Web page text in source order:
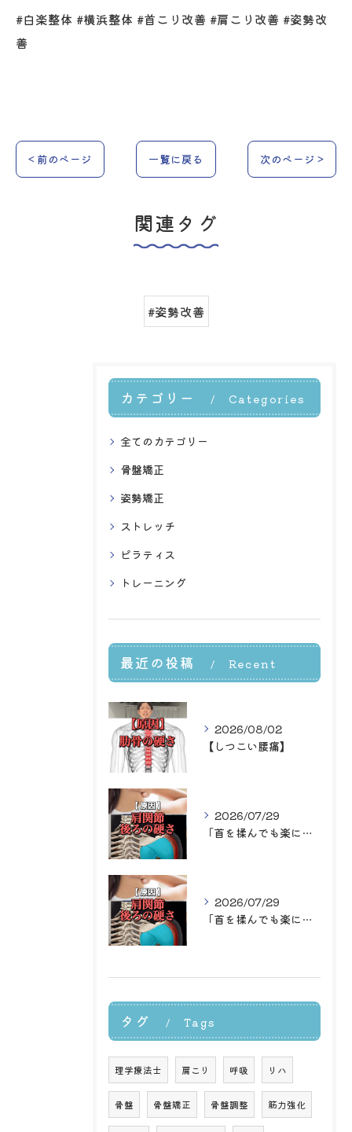
#白楽整体 #横浜整体 #首こり改善 #肩こり改善 #姿勢改
善
< 前のページ 一覧に戻る 次のページ >
関連タグ
#姿勢改善
カテゴリー Categories
全てのカテゴリー
骨盤矯正
姿勢矯正
ストレッチ
ピラティス
トレーニング
最近の投稿
Recent
2026/08/02
【しつこい腰痛】
2026/07/29
「首を揉んでも楽になるのはその場だけ…」
2026/07/29
「首を揉んでも楽になるのはその場だけ…」
タグ Tags
理学療法士 肩こり 呼吸 リハ
骨盤 骨盤矯正 骨盤調整 筋力強化